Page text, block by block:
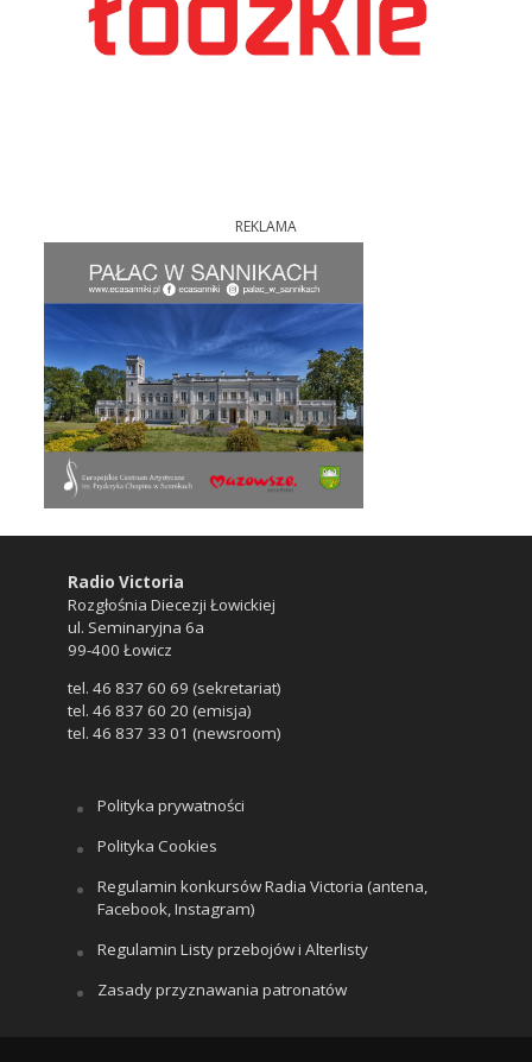
REKLAMA
Radio Victoria
Rozgłośnia Diecezji Łowickiej
ul. Seminaryjna 6a
99-400 Łowicz
tel. 46 837 60 69 (sekretariat)
tel. 46 837 60 20 (emisja)
tel. 46 837 33 01 (newsroom)
Polityka prywatności
Polityka Cookies
Regulamin konkursów Radia Victoria (antena,
Facebook, Instagram)
Regulamin Listy przebojów i Alterlisty
Zasady przyznawania patronatów